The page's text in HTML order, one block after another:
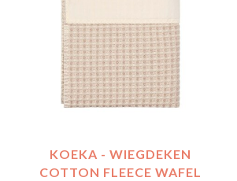
KOEKA - WIEGDEKEN
COTTON FLEECE WAFEL